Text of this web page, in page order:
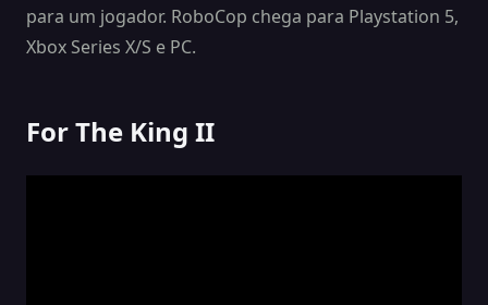
para um jogador. RoboCop chega para Playstation 5,
Xbox Series X/S e PC.
For The King II